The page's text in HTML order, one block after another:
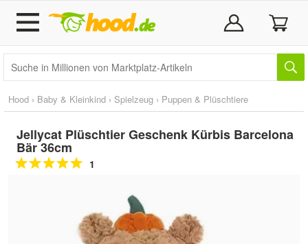
Hood › Baby & Kleinkind › Spielzeug › Puppen & Plüschtiere
Jellycat Plüschtier Geschenk Kürbis Barcelona
Bär 36cm
1